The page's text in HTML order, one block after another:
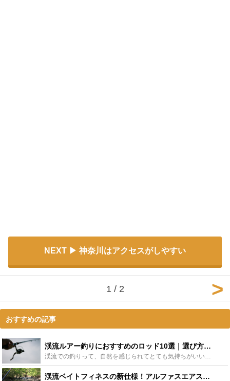
NEXT 神奈川はアクセスがしやすい
1 / 2
おすすめの記事
渓流ルアー釣りにおすすめのロッド10選｜選び方や釣り方をご紹介！ - Leisurego(レジャーゴー)
渓流ベイトフィネスの新仕様！アルファスエアストリームカスタムをご紹介 - Leisurego(レジャーゴー)